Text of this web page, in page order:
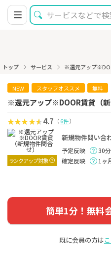
トップ サービス ※還元アップ
NEW スタッフオススメ 無料
※還元アップ※DOOR賃貸（新
4.7 （6件）
ランクアップ対象
新規物件問い合
予定反映
30
確定反映
1ヶ
簡単1分！無料
既に会員の方は